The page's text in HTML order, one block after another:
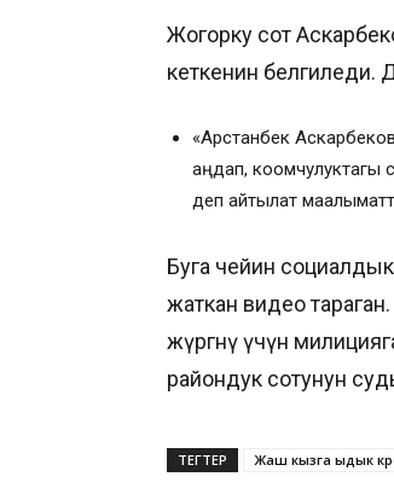
Жогорку сот
кеткенин белгиледи.
«Арстанбек
аңдап, коомчулуктагы
деп айтылат
Буга чейин
жаткан видео
жүргөнү үчүн
райондук сотунун
ТЕГТЕР Жаш кызга ыдык